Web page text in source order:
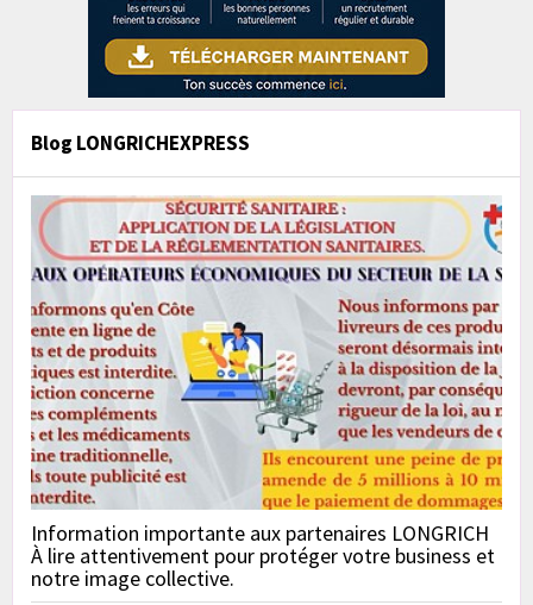
Blog LONGRICHEXPRESS
Information importante aux partenaires LONGRICH
À lire attentivement pour protéger votre business et
notre image collective.